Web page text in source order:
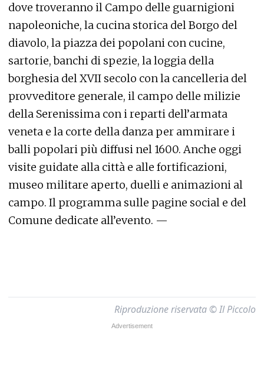
dove troveranno il Campo delle guarnigioni
napoleoniche, la cucina storica del Borgo del
diavolo, la piazza dei popolani con cucine,
sartorie, banchi di spezie, la loggia della
borghesia del XVII secolo con la cancelleria del
provveditore generale, il campo delle milizie
della Serenissima con i reparti dell’armata
veneta e la corte della danza per ammirare i
balli popolari più diffusi nel 1600. Anche oggi
visite guidate alla città e alle fortificazioni,
museo militare aperto, duelli e animazioni al
campo. Il programma sulle pagine social e del
Comune dedicate all’evento. —
Riproduzione riservata © Il Piccolo